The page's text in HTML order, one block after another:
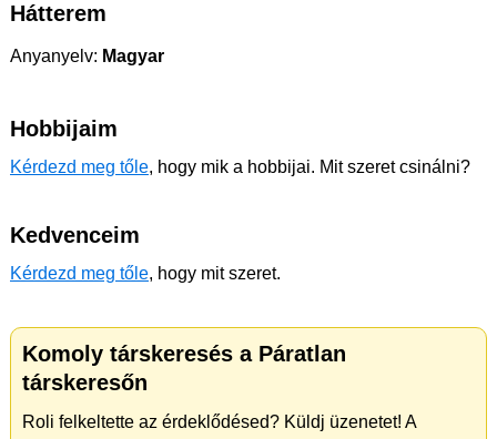
Hátterem
Anyanyelv: Magyar
Hobbijaim
Kérdezd meg tőle, hogy mik a hobbijai. Mit szeret csinálni?
Kedvenceim
Kérdezd meg tőle, hogy mit szeret.
Komoly társkeresés a Páratlan
társkeresőn
Roli felkeltette az érdeklődésed? Küldj üzenetet! A